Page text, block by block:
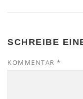
SCHREIBE
KOMMENTAR *